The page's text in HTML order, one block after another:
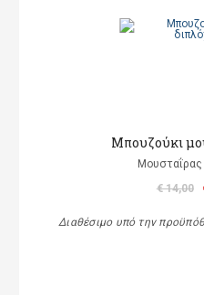
Μπουζούκι
Μουσταΐρας
€ 14,00
Διαθέσιμο υπό την